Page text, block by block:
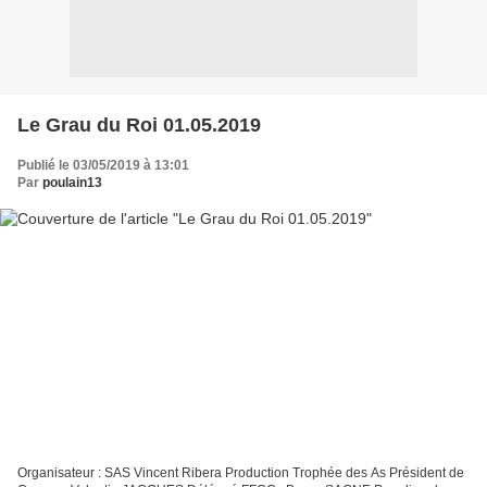
Le Grau du Roi 01.05.2019
Publié le 03/05/2019 à 13:01
Par poulain13
Organisateur : SAS Vincent Ribera Production Trophée des As Président de